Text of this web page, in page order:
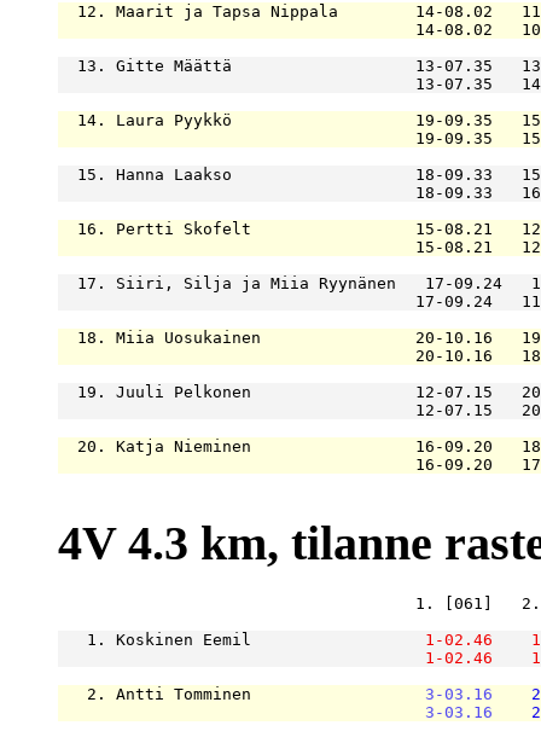
12. Maarit ja Tapsa Nippala        14-08.02
14-
13. Gitte Määttä                   13-07.35
13-
14. Laura Pyykkö                   19-09.35
19-
15. Hanna Laakso                   18-09.33
18-
16. Pertti Skofelt                 15-08.21
15-
17. Siiri, Silja ja Miia Ryynänen   17-09.24
17-
18. Miia Uosukainen                20-10.16
20-
19. Juuli Pelkonen                 12-07.15
12-
20. Katja Nieminen                 16-09.20
16-
4V 4.3 km, tilanne
1. [061]
   1. Koskinen Eemil
1-02.46
1-02.46
   2. Antti Tomminen
3-03.16
3-03.16